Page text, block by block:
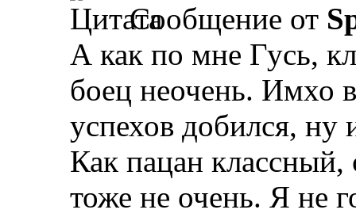
Сообщение от
А как по мне Гусь,
боец неочень. Имхо
успехов добился, ну
Как пацан
тоже не очень. Я не